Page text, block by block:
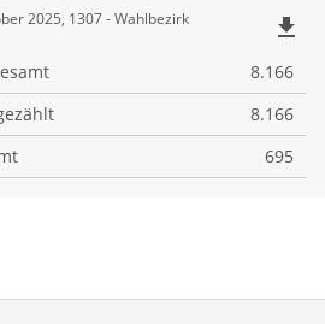
2025, 1307 - Wahlbezirk
file_download
8.166
8.166
695